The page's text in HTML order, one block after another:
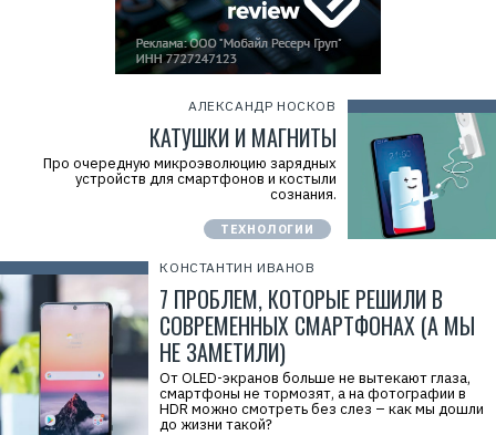
АЛЕКСАНДР НОСКОВ
КАТУШКИ И МАГНИТЫ
Про очередную микроэволюцию зарядных
устройств для смартфонов и костыли
сознания.
ТЕХНОЛОГИИ
КОНСТАНТИН ИВАНОВ
7 ПРОБЛЕМ, КОТОРЫЕ РЕШИЛИ В
СОВРЕМЕННЫХ СМАРТФОНАХ (А МЫ
НЕ ЗАМЕТИЛИ)
От OLED-экранов больше не вытекают глаза,
смартфоны не тормозят, а на фотографии в
HDR можно смотреть без слез – как мы дошли
до жизни такой?